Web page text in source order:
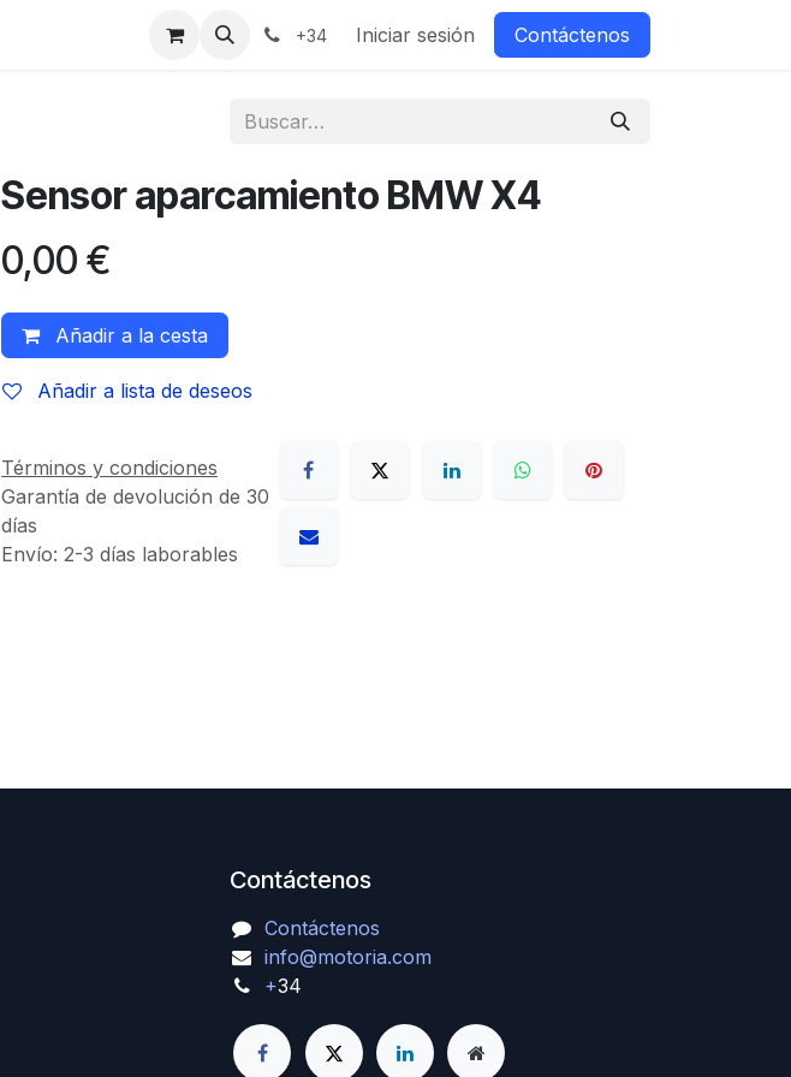
+34 Iniciar sesión Contáctenos
Sensor aparcamiento BMW X4
0,00 €
Añadir a la cesta
Añadir a lista de deseos
Términos y condiciones
Garantía de devolución de 30
días
Envío: 2-3 días laborables
Contáctenos
Contáctenos
info@motoria.com
+34